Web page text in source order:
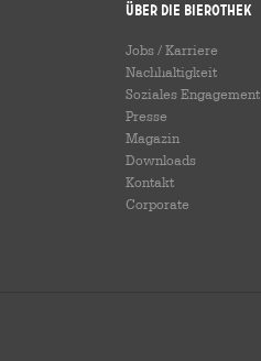
Über die Bierothek
Jobs / Karriere
Nachhaltigkeit
Soziales Engagement
Presse
Magazin
Downloads
Kontakt
Corporate